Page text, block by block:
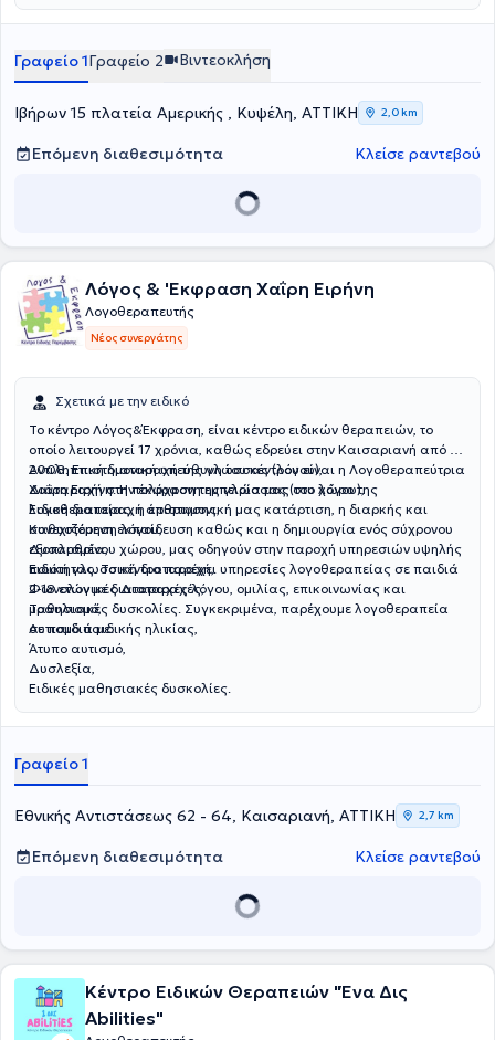
Γραφείο 1Γραφείο 2 Βιντεοκλήση
Ιβήρων 15 πλατεία Αμερικής , Κυψέλη, ΑΤΤΙΚΗ 2,0 km
Επόμενη διαθεσιμότητα Κλείσε ραντεβού
Λόγος & 'Εκφραση Χαΐρη Ειρήνη
Λογοθεραπευτής
Νέος συνεργάτης
Σχετικά με την ειδικό
Το κέντρο Λόγος&Έκφραση, είναι κέντρο ειδικών θεραπειών, το
οποίο λειτουργεί 17 χρόνια, καθώς εδρεύει στην Καισαριανή από το
2008. Επιστημονική υπεύθυνη του κέντρου είναι η Λογοθεραπεύτρια
Χαΐρη Ειρήνη. Η πολύχρονη εμπειρία μας στο χώρο της
λογοθεραπείας, η επιστημονική μας κατάρτιση, η διαρκής και
συνεχιζόμενη εκπαίδευση καθώς και η δημιουργία ενός σύχρονου
εξοπλισμένου χώρου, μας οδηγούν στην παροχή υπηρεσιών υψηλής
ποιότητας. Το κέντρο παρέχει υπηρεσίες λογοθεραπείας σε παιδιά
2-18 ετών με διαταραχές λόγου, ομιλίας, επικοινωνίας και
μαθησιακές δυσκολίες. Συγκεκριμένα, παρέχουμε λογοθεραπεία
σε παιδιά με:
Αντιληπτική διαταραχή της γλώσσας (λόγου),
Διαταραχή στην έκφραση της γλώσσας (του λόγου),
Ειδική διαταραχή άρθρωσης,
Καθυστέρηση λόγου,
Δυσαρθρία,
Ειδική γλωσσική διαταραχή,
Φωνολογικές Διαταραχές,
Τραυλισμό,
Αυτισμό παιδικής ηλικίας,
Άτυπο αυτισμό,
Δυσλεξία,
Ειδικές μαθησιακές δυσκολίες.
Γραφείο 1
Εθνικής Αντιστάσεως 62 - 64, Καισαριανή, ΑΤΤΙΚΗ 2,7 km
Επόμενη διαθεσιμότητα Κλείσε ραντεβού
Κέντρο Ειδικών Θεραπειών "Ένα Δις
Abilities"